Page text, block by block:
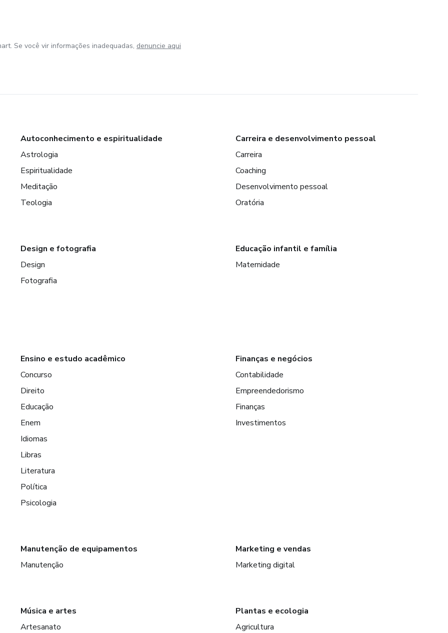
Se você vir informações inadequadas, denuncie aqui
Autoconhecimento e espiritualidade
Astrologia
Espiritualidade
Meditação
Teologia
Carreira e desenvolvimento pessoal
Carreira
Coaching
Desenvolvimento pessoal
Oratória
Design e fotografia
Design
Fotografia
Educação infantil e família
Maternidade
Ensino e estudo acadêmico
Concurso
Direito
Educação
Enem
Idiomas
Libras
Literatura
Política
Psicologia
Finanças e negócios
Contabilidade
Empreendedorismo
Finanças
Investimentos
Manutenção de equipamentos
Manutenção
Marketing e vendas
Marketing digital
Música e artes
Artesanato
Plantas e ecologia
Agricultura